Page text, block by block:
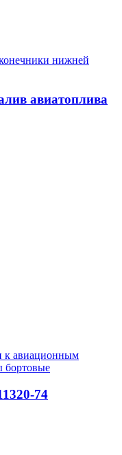
нижней
авиатоплива
к авиационным
74